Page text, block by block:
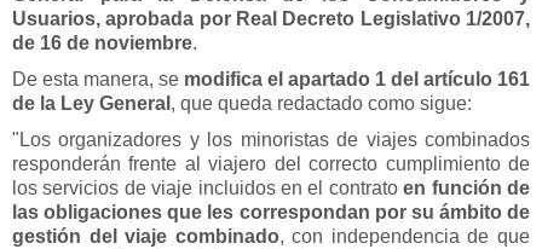
Usuarios, aprobada por Real Decreto Legislativo 1/2007,
de 16 de noviembre.
De esta manera, se modifica el apartado 1 del artículo 161
de la Ley General , que queda redactado como sigue:
"Los organizadores y los minoristas de viajes combinados
responderán frente al viajero del correcto cumplimiento de
los servicios de viaje incluidos en el contratoen función de
las obligaciones que les correspondan por su ámbito de
gestión del viaje combinado, con independencia de que